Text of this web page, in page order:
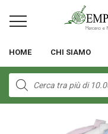
HOME CHI SIAMO
Products
search